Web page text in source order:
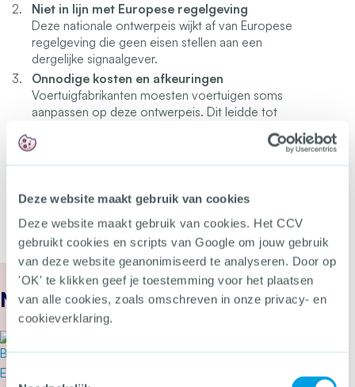
Deze website maakt gebruik van cookies
Deze website maakt gebruik van cookies. Het CCV
gebruikt cookies en scripts van Google om jouw gebruik
van deze website geanonimiseerd te analyseren. Door op
'OK' te klikken geef je toestemming voor het plaatsen
van alle cookies, zoals omschreven in onze privacy- en
cookieverklaring.
Toestemmingsselectie
Niet in lijn met Europese regelgeving
Deze nationale ontwerpeis wijkt af van Europese
regelgeving die geen eisen stellen aan een
dergelijke signaalgever.
Onnodige kosten en afkeuringen
Voertuigfabrikanten moesten voertuigen soms
aanpassen op deze ontwerpeis. Dit leidde tot
onnodige handelingen en kosten. Het vervallen van
de LED-indicator-eis voor af fabriek geïntegreerde
beveiligingssystemen zorgt voor betere Europese
Nieuws
“Het CCV is een mooie